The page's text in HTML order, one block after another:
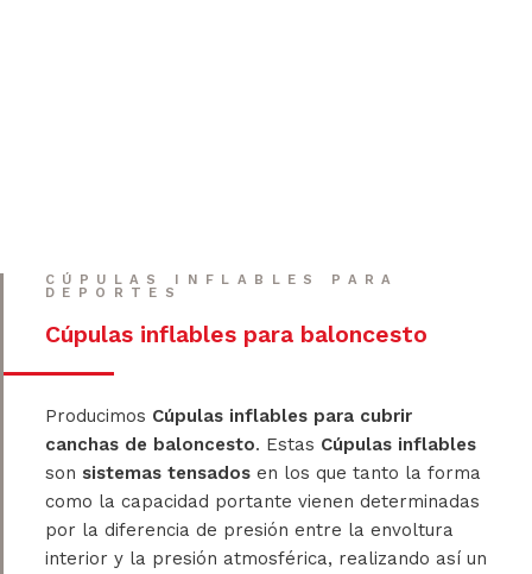
CÚPULAS INFLABLES PARA
DEPORTES
Cúpulas inflables para baloncesto
Producimos Cúpulas inflables para cubrir
canchas de baloncesto. Estas Cúpulas inflables
son sistemas tensados en los que tanto la forma
como la capacidad portante vienen determinadas
por la diferencia de presión entre la envoltura
interior y la presión atmosférica, realizando así un